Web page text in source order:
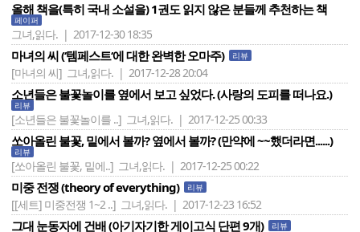
올해 책을(특히 국내 소설을) 1권도 읽지 않은 분들께 추천하는 책
페이퍼
그녀,읽다. | 2017-12-30 18:35
마녀의 씨 (‘템페스트‘에 대한 완벽한 오마주) 리뷰
[마녀의 씨] 그녀,읽다. | 2017-12-28 20:04
소년들은 불꽃놀이를 옆에서 보고 싶었다. (사랑의 도피를 떠나요.)
리뷰
[소년들은 불꽃놀이를 ..] 그녀,읽다. | 2017-12-25 00:33
쏘아올린 불꽃, 밑에서 볼까? 옆에서 볼까? (만약에 ~~했더라면......)
리뷰
[쏘아올린 불꽃, 밑에..] 그녀,읽다. | 2017-12-25 00:22
미중 전쟁 (theory of everything) 리뷰
[[세트] 미중전쟁 1~2 ..] 그녀,읽다. | 2017-12-23 16:52
그대 눈동자에 건배 (아기자기한 게이고식 단편 9개) 리뷰